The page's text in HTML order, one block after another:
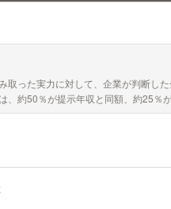
取った実力に対して、企業が判断し
、約50％が提示年収と同額、約25